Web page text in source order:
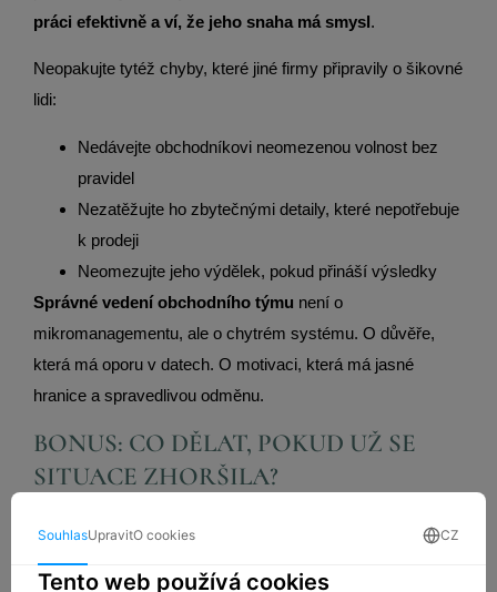
práci efektivně a ví, že jeho snaha má smysl.
Neopakujte tytéž chyby, které jiné firmy připravily o šikovné
lidi:
Nedávejte obchodníkovi neomezenou volnost bez
pravidel
Nezatěžujte ho zbytečnými detaily, které nepotřebuje
k prodeji
Neomezujte jeho výdělek, pokud přináší výsledky
Správné vedení obchodního týmu není o
mikromanagementu, ale o chytrém systému. O důvěře,
která má oporu v datech. O motivaci, která má jasné
hranice a spravedlivou odměnu.
BONUS: CO DĚLAT, POKUD UŽ SE
SITUACE ZHORŠILA?
nevíte, jak dál . I to je běžná situace – a není neřešitelná.